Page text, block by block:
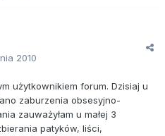
2010
użytkownikiem forum. Dzisiaj u
zaburzenia obsesyjno-
zauważyłam u małej 3
patyków, liści,